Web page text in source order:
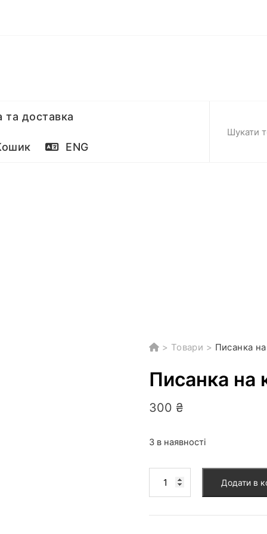
доставка
ENG
> Товари > Писанка
Писанка на
300 ₴
3 в наявності
яйці
Додати в